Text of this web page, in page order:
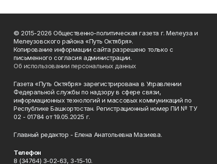
© 2015-2026 Общественно-политическая газета г. Мелеуза и
Мелеузовского района «Путь Октября».
Копирование информации сайта разрешено только с
письменного согласия администрации.
Об использовании персональных данных
Газета «Путь Октября» зарегистрирована в Управлении
Федеральной службы по надзору в сфере связи,
информационных технологий и массовых коммуникаций по
Республике Башкортостан. Регистрационный номер ПИ № ТУ
02 - 01784 от 19.05.2025 г.
Главный редактор - Елена Анатольевна Мазиева.
Телефон
8 (34764) 3-02-63, 3-15-10.